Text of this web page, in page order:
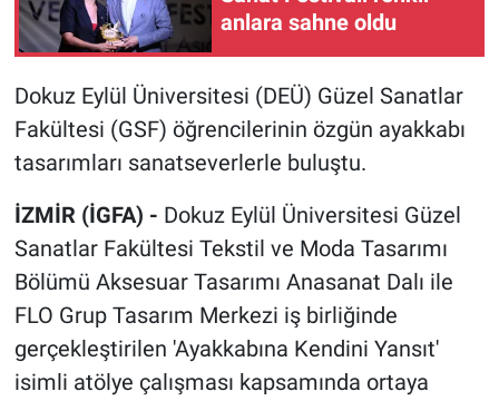
anlara sahne oldu
Dokuz Eylül Üniversitesi (DEÜ) Güzel Sanatlar
Fakültesi (GSF) öğrencilerinin özgün ayakkabı
tasarımları sanatseverlerle buluştu.
İZMİR (İGFA) - Dokuz Eylül Üniversitesi Güzel
Sanatlar Fakültesi Tekstil ve Moda Tasarımı
Bölümü Aksesuar Tasarımı Anasanat Dalı ile
FLO Grup Tasarım Merkezi iş birliğinde
gerçekleştirilen 'Ayakkabına Kendini Yansıt'
isimli atölye çalışması kapsamında ortaya